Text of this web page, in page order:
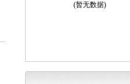
(暂无数据)